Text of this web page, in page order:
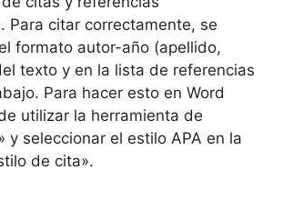
Para citar correctamente, se
formato autor-año (apellido,
texto y en la lista de referencias
Para hacer esto en Word
utilizar la herramienta de
y seleccionar el estilo APA en la
de cita».